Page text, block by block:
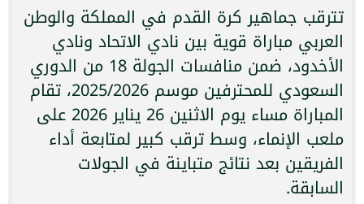
تترقب جماهير كرة القدم في المملكة والوطن
العربي مباراة قوية بين نادي الاتحاد ونادي
الأخدود، ضمن منافسات الجولة 18 من الدوري
السعودي للمحترفين موسم 2025/2026، تقام
المباراة مساء يوم الاثنين 26 يناير 2026 على
ملعب الإنماء، وسط ترقب كبير لمتابعة أداء
الفريقين بعد نتائج متباينة في الجولات
السابقة.